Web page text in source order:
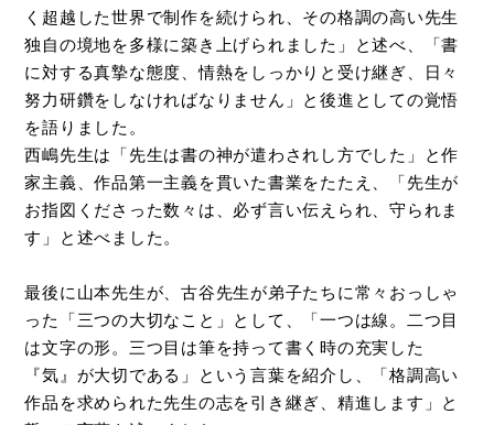
く超越した世界で制作を続けられ、その格調の高い先生
独自の境地を多様に築き上げられました」と述べ、「書
に対する真摯な態度、情熱をしっかりと受け継ぎ、日々
努力研鑽をしなければなりません」と後進としての覚悟
を語りました。
西嶋先生は「先生は書の神が遣わされし方でした」と作
家主義、作品第一主義を貫いた書業をたたえ、「先生が
お指図くださった数々は、必ず言い伝えられ、守られま
す」と述べました。
最後に山本先生が、古谷先生が弟子たちに常々おっしゃ
った「三つの大切なこと」として、「一つは線。二つ目
は文字の形。三つ目は筆を持って書く時の充実した
『気』が大切である」という言葉を紹介し、「格調高い
作品を求められた先生の志を引き継ぎ、精進します」と